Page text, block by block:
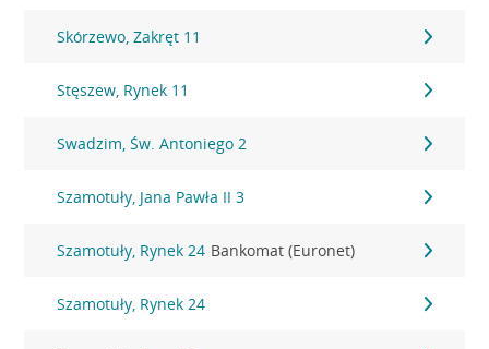
Skórzewo, Zakręt 11
Stęszew, Rynek 11
Swadzim, Św. Antoniego 2
Szamotuły, Jana Pawła II 3
Szamotuły, Rynek 24 Bankomat (Euronet)
Szamotuły, Rynek 24